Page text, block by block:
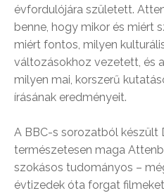
évfordulójára született.
benne, hogy mikor és miért
miért fontos, milyen
változásokhoz vezetett, és
milyen mai, korszerű
írásának eredményeit.
A BBC-s sorozatból készült
természetesen maga
szokásos tudományos –
évtizedek óta forgat